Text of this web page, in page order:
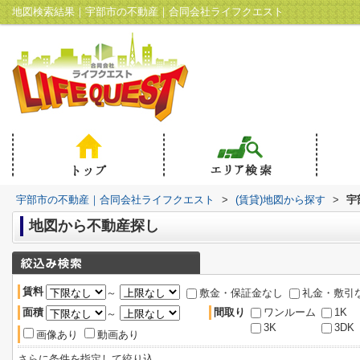
地図検索結果｜宇部市の不動産｜合同会社ライフクエスト
宇部市の不動産｜合同会社ライフクエスト > (賃貸)地図から探す > 宇
地図から不動産探し
賃料 ～ 敷金・保証金なし
礼金・敷引
面積
～
画像あり
動画あり
間取り ワンルーム
1K
3K
3DK